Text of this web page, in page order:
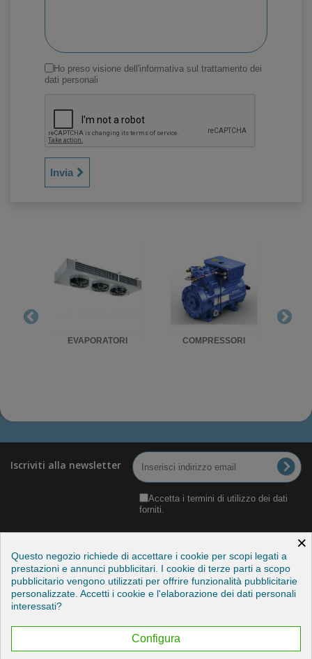
Ho preso visione dell'informativa sul trattamento dei
dati personali
Invia
EVAPORATORI COMPRESSORI
Iscriviti alla newsletter
Accetta i termini di utilizzo dei dati
forniti.
Categorie
Informazioni
×
Questo negozio richiede di accettare i cookie per scopi legati a
prestazioni e annunci pubblicitari. I cookie di terze parti a scopo
pubblicitario vengono utilizzati per offrire funzionalità pubblicitarie
personalizzate. Accetti i cookie e l'elaborazione dei dati personali
interessati?
Configura